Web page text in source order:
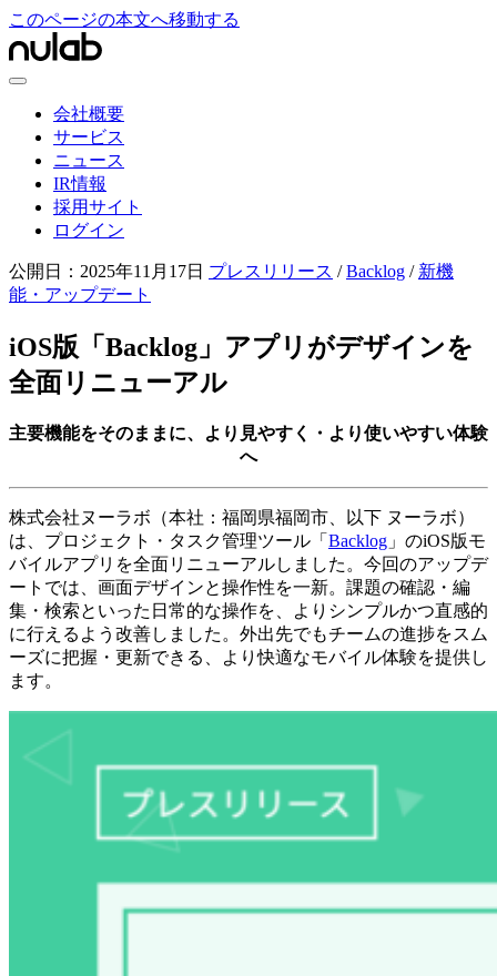
このページの本文へ移動する
会社概要
サービス
ニュース
IR情報
採用サイト
ログイン
公開日： 2025年11月17日 プレスリリース / Backlog / 新機
能・アップデート
iOS版「Backlog」アプリがデザインを
全面リニューアル
主要機能をそのままに、より見やすく・より使いやすい体験
へ
株式会社 ヌーラボ （本社：福岡県福岡市、以下 ヌーラボ）
は、プロジェクト・タスク管理ツール「 Backlog 」のiOS版モ
バイルアプリを全面リニューアルしました。今回のアップデ
ートでは、画面デザインと操作性を一新。課題の確認・編
集・検索といった日常的な操作を、よりシンプルかつ直感的
に行えるよう改善しました。外出先でもチームの進捗をスム
ーズに把握・更新できる、より快適なモバイル体験を提供し
ます。